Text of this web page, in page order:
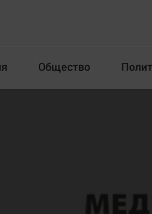
Общество